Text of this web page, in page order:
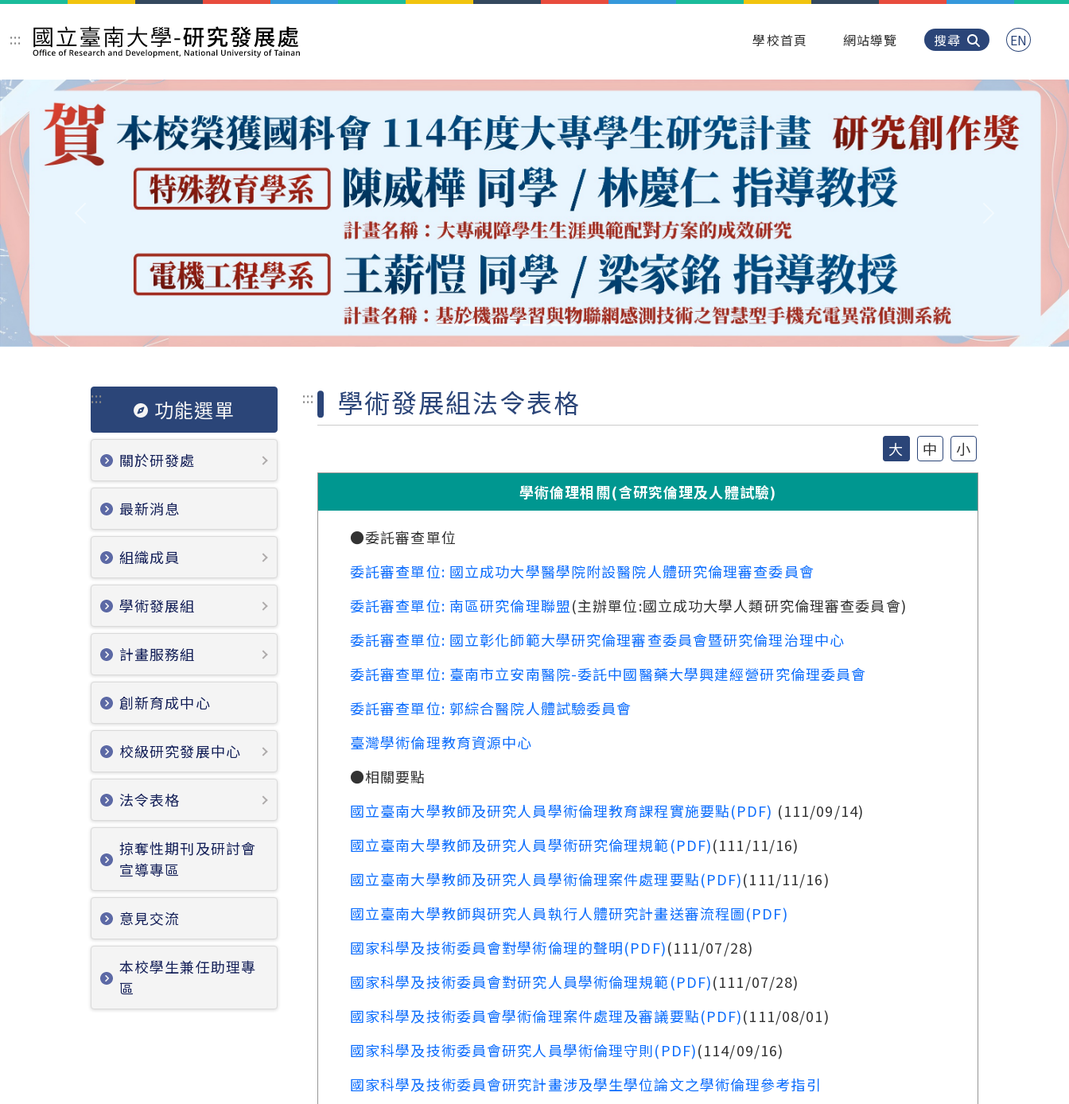
跳到主要內容區塊
:::
學校首頁 網站導覽 搜尋 EN
::: 功能選單
關於研發處
最新消息
組織成員
學術發展組
計畫服務組
創新育成中心
校級研究發展中心
法令表格
掠奪性期刊及研討會
宣導專區
意見交流
本校學生兼任助理專
區
::: 學術發展組法令表格
大 中 小
學術倫理相關(含研究倫理及人體試驗)
●委託審查單位
委託審查單位: 國立成功大學醫學院附設醫院人體研究倫理審查委員會
委託審查單位: 南區研究倫理聯盟(主辦單位:國立成功大學人類研究倫理審查委員會)
委託審查單位: 國立彰化師範大學研究倫理審查委員會暨研究倫理治理中心
委託審查單位: 臺南市立安南醫院-委託中國醫藥大學興建經營研究倫理委員會
委託審查單位: 郭綜合醫院人體試驗委員會
臺灣學術倫理教育資源中心
●相關要點
國立臺南大學教師及研究人員學術倫理教育課程實施要點(PDF) (111/09/14)
國立臺南大學教師及研究人員學術研究倫理規範(PDF)(111/11/16)
國立臺南大學教師及研究人員學術倫理案件處理要點(PDF)(111/11/16)
國立臺南大學教師與研究人員執行人體研究計畫送審流程圖(PDF)
國家科學及技術委員會對學術倫理的聲明(PDF)(111/07/28)
國家科學及技術委員會對研究人員學術倫理規範(PDF)(111/07/28)
國家科學及技術委員會學術倫理案件處理及審議要點(PDF)(111/08/01)
國家科學及技術委員會研究人員學術倫理守則(PDF)(114/09/16)
國家科學及技術委員會研究計畫涉及學生學位論文之學術倫理參考指引